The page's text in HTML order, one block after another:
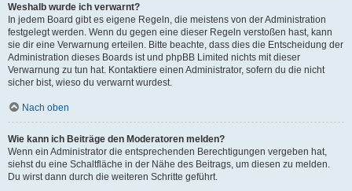
Weshalb wurde ich verwarnt?
In jedem Board gibt es eigene Regeln, die meistens von der Administration
festgelegt werden. Wenn du gegen eine dieser Regeln verstoßen hast, kann
sie dir eine Verwarnung erteilen. Bitte beachte, dass dies die Entscheidung der
Administration dieses Boards ist und phpBB Limited nichts mit dieser
Verwarnung zu tun hat. Kontaktiere einen Administrator, sofern du die nicht
sicher bist, wieso du verwarnt wurdest.
Nach oben
Wie kann ich Beiträge den Moderatoren melden?
Wenn ein Administrator die entsprechenden Berechtigungen vergeben hat,
siehst du eine Schaltfläche in der Nähe des Beitrags, um diesen zu melden.
Du wirst dann durch die weiteren Schritte geführt.